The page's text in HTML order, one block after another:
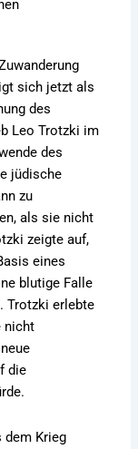
sich jetzt als
des
Leo Trotzki im
des
jüdische
zu
als sie nicht
zeigte auf,
eines
blutige Falle
Trotzki erlebte
nicht
die
dem Krieg